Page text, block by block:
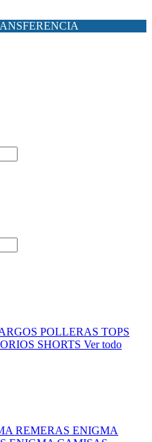
POLLERAS TOPS
SHORTS Ver todo
REMERAS ENIGMA